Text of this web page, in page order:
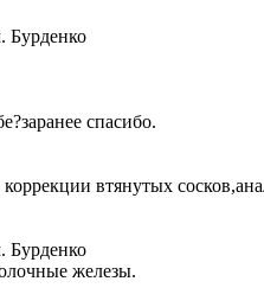
Бурденко
спасибо.
втянутых
Бурденко
железы.